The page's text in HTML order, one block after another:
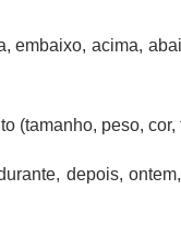
embaixo, acima,
(tamanho, peso, cor,
depois,